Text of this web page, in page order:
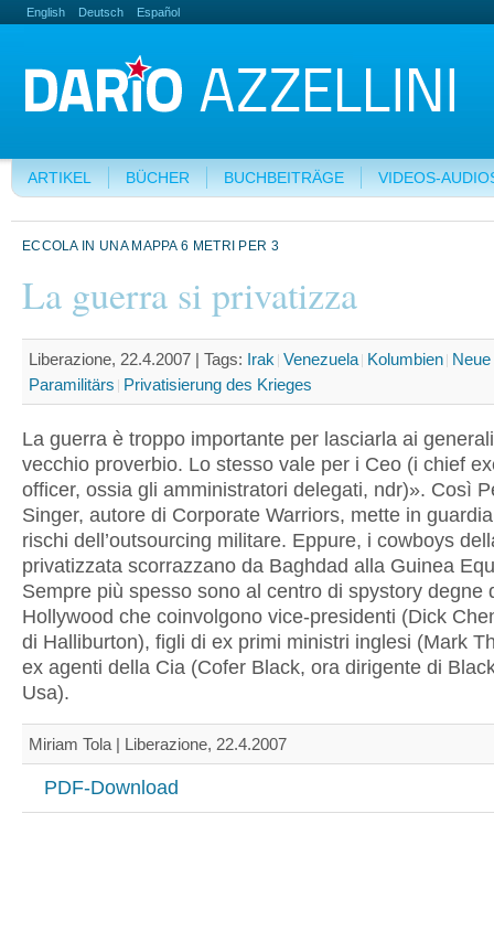
English Deutsch Español
ARTIKEL BÜCHER BUCHBEITRÄGE VIDEOS-
ECCOLA IN UNA MAPPA 6 METRI PER 3
La guerra si privatizza
Liberazione, 22.4.2007 | Tags: Irak Venezuela Kolumbien
Paramilitärs Privatisierung des Krieges
La guerra è troppo importante per lasciarla ai
vecchio proverbio. Lo stesso vale per i Ceo (i chief
officer, ossia gli amministratori delegati, ndr)». Così
Singer, autore di Corporate Warriors, mette in
rischi dell’outsourcing militare. Eppure, i cowboys
privatizzata scorrazzano da Baghdad alla Guinea
Sempre più spesso sono al centro di spystory degne
Hollywood che coinvolgono vice-presidenti (Dick
di Halliburton), figli di ex primi ministri inglesi (Mark
ex agenti della Cia (Cofer Black, ora dirigente di
Usa).
Miriam Tola | Liberazione, 22.4.2007
PDF-Download